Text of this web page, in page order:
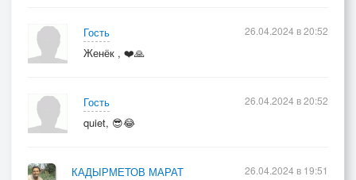
Гость
Женёк , ❤️🙏
26.04.2024 в 20:52
Гость
quiet, 😎😂
26.04.2024 в 20:52
КАДЫРМЕТОВ МАРАТ
26.04.2024 в 19:51